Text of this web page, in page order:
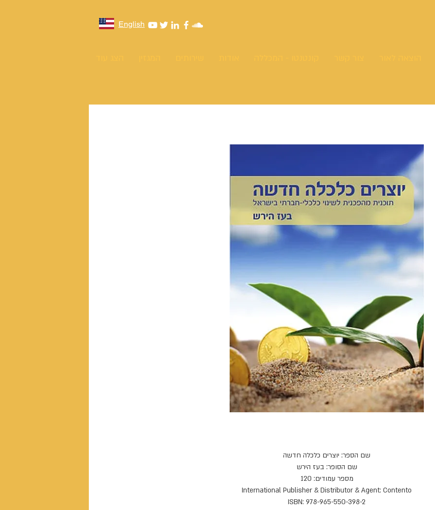
English
שם הספר: יוצרים כלכלה חדשה
שם הסופר: בעז הירש
מספר עמודים: 120
International Publisher & Distributor & Agent: Contento
ISBN: 978-965-550-398-2